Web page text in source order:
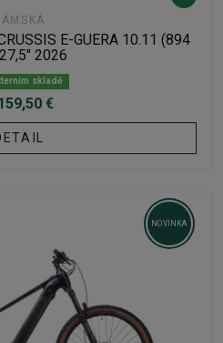
E-GUERA 10.11 (894
2026
skladě
€
NOVINKA